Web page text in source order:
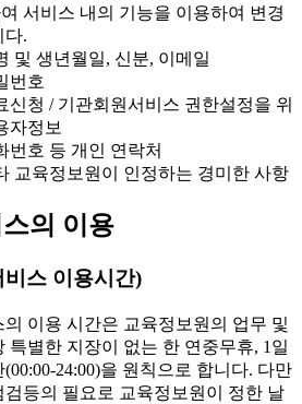
서비스 내의 기능을 이용하여 변경
다.
및 생년월일, 신분, 이메일
번호
청 / 기관회원서비스 권한설정을 위
자정보
호 등 개인 연락처
교육정보원이 인정하는 경미한 사항
의 이용
비스 이용시간)
의 이용 시간은 교육정보원의 업무 및
특별한 지장이 없는 한 연중무휴, 1일
(00:00-24:00)을 원칙으로 합니다. 다만
검등의 필요로 교육정보원이 정한 날